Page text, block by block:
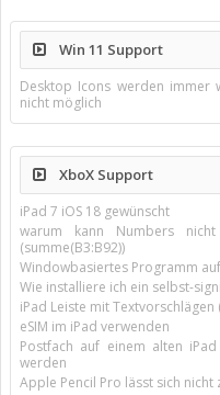
Win 11 Support
Desktop Icons werden immer
nicht möglich
XboX Support
iPad 7 iOS 18 gewünscht
warum kann Numbers
(summe(B3:B92))
Windowbasiertes Programm
Wie installiere ich ein selbst-
iPad Leiste mit
eSIM im iPad verwenden
Postfach auf einem alten
werden
Apple Pencil Pro lässt sich nicht